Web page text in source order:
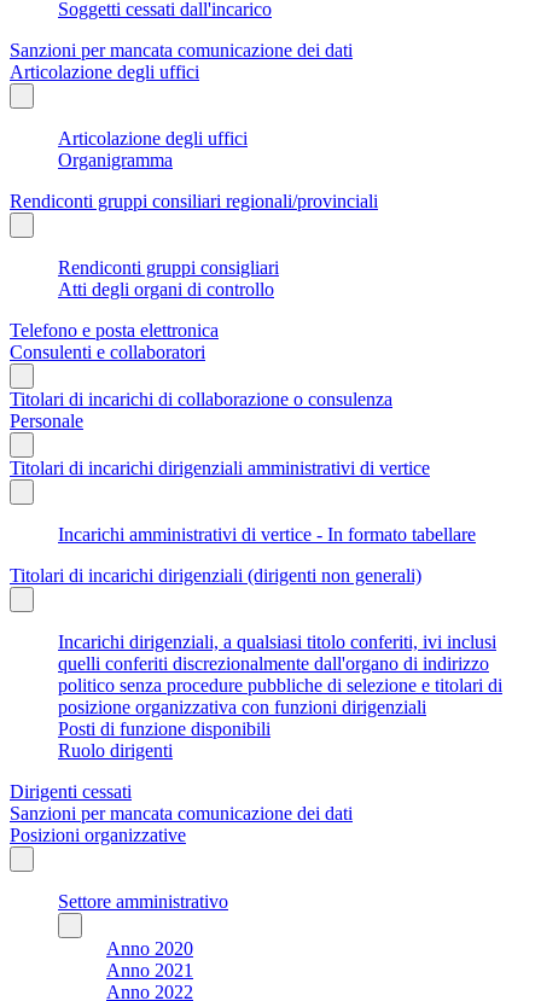
Soggetti cessati dall'incarico
Sanzioni per mancata comunicazione dei dati
Articolazione degli uffici
Articolazione degli uffici
Organigramma
Rendiconti gruppi consiliari regionali/provinciali
Rendiconti gruppi consigliari
Atti degli organi di controllo
Telefono e posta elettronica
Consulenti e collaboratori
Titolari di incarichi di collaborazione o consulenza
Personale
Titolari di incarichi dirigenziali amministrativi di vertice
Incarichi amministrativi di vertice - In formato tabellare
Titolari di incarichi dirigenziali (dirigenti non generali)
Incarichi dirigenziali, a qualsiasi titolo conferiti, ivi inclusi
quelli conferiti discrezionalmente dall'organo di indirizzo
politico senza procedure pubbliche di selezione e titolari di
posizione organizzativa con funzioni dirigenziali
Posti di funzione disponibili
Ruolo dirigenti
Dirigenti cessati
Sanzioni per mancata comunicazione dei dati
Posizioni organizzative
Settore amministrativo
Anno 2020
Anno 2021
Anno 2022